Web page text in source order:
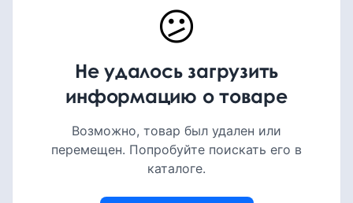
😕
Не удалось загрузить
информацию о товаре
Возможно, товар был удален или
перемещен. Попробуйте поискать его в
каталоге.